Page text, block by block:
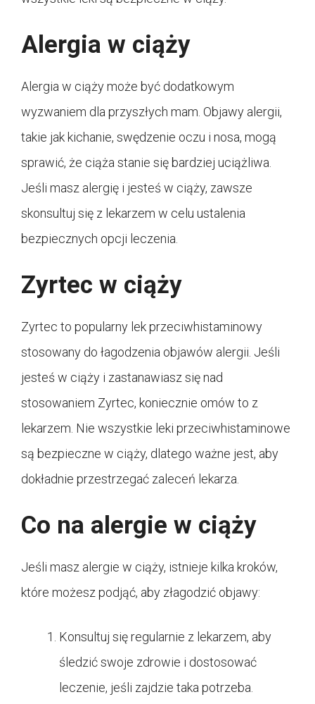
Alergia w ciąży
Alergia w ciąży może być dodatkowym
wyzwaniem dla przyszłych mam. Objawy alergii,
takie jak kichanie, swędzenie oczu i nosa, mogą
sprawić, że ciąża stanie się bardziej uciążliwa.
Jeśli masz alergię i jesteś w ciąży, zawsze
skonsultuj się z lekarzem w celu ustalenia
bezpiecznych opcji leczenia.
Zyrtec w ciąży
Zyrtec to popularny lek przeciwhistaminowy
stosowany do łagodzenia objawów alergii. Jeśli
jesteś w ciąży i zastanawiasz się nad
stosowaniem Zyrtec, koniecznie omów to z
lekarzem. Nie wszystkie leki przeciwhistaminowe
są bezpieczne w ciąży, dlatego ważne jest, aby
dokładnie przestrzegać zaleceń lekarza.
Co na alergie w ciąży
Jeśli masz alergie w ciąży, istnieje kilka kroków,
które możesz podjąć, aby złagodzić objawy:
Konsultuj się regularnie z lekarzem, aby
śledzić swoje zdrowie i dostosować
leczenie, jeśli zajdzie taka potrzeba.